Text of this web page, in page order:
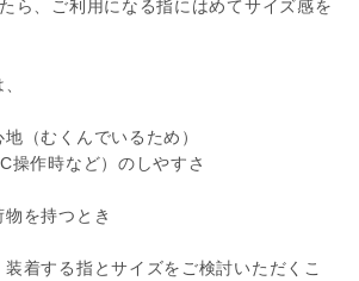
ら、ご利用になる指にはめてサイズ感を
（むくんでいるため）
操作時など）のしやすさ
を持つとき
着する指とサイズをご検討いただくこ